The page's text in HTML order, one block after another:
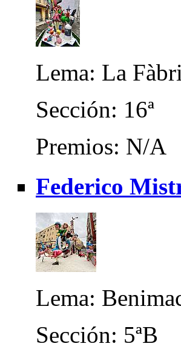
Lema: La
Sección: 16ª
Premios: N/A
Federico
Lema:
Sección: 5ªB